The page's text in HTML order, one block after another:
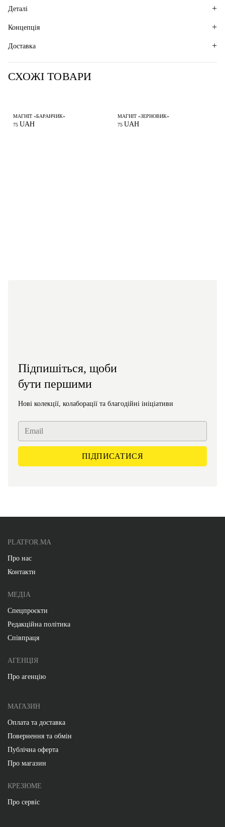
Деталі
Концепція
Доставка
СХОЖІ ТОВАРИ
МАГНІТ «БАРАНЧИК»
75 UAH
МАГНІТ «ЗЕРНОВИК»
75 UAH
Підпишіться, щоби
бути першими
Нові колекції, колаборації та благодійні ініціативи
PLATFOR.MA
Про нас
Контакти
МЕДІА
Спецпроєкти
Редакційна політика
Співпраця
АГЕНЦІЯ
Про агенцію
МАГАЗИН
Оплата та доставка
Повернення та обмін
Публічна оферта
Про магазин
КРЕЗЮМЕ
Про сервіс